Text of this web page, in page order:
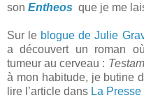
son Entheos que je me
Sur le blogue de Julie
a découvert un roman
tumeur au cerveau :
à mon habitude, je butine
lire l’article dans La Presse